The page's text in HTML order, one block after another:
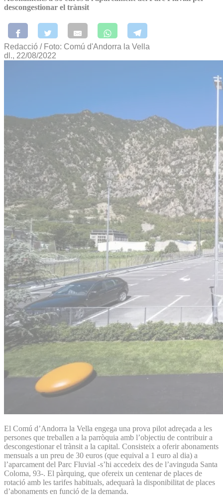
descongestionar el trànsit
Redacció / Foto: Comú d'Andorra la Vella
dl., 22/08/2022
El Comú d’Andorra la Vella engega una prova pilot adreçada a les
persones que treballen a la parròquia amb l’objectiu de contribuir a
descongestionar el trànsit a la capital. Consisteix a oferir abonaments
mensuals a un preu de 30 euros (que equival a 1 euro al dia) a
l’aparcament del Parc Fluvial -s’hi accedeix des de l’avinguda Santa
Coloma, 93-. El pàrquing, que ofereix un centenar de places de
rotació amb les tarifes habituals, adequarà la disponibilitat de places
d’abonaments en funció de la demanda.